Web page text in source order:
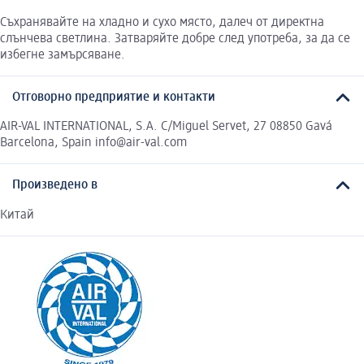
Съхранявайте на хладно и сухо място, далеч от директна
слънчева светлина. Затваряйте добре след употреба, за да се
избегне замърсяване.
Отговорно предприятие и контакти
AIR-VAL INTERNATIONAL, S.A. C/Miguel Servet, 27 08850 Gavá
Barcelona, Spain info@air-val.com
Произведено в
Китай